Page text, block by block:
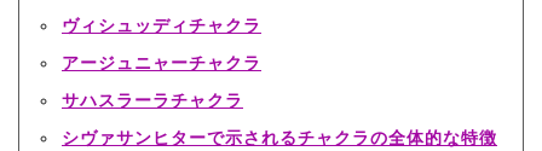
ヴィシュッディチャクラ
アージュニャーチャクラ
サハスラーラチャクラ
シヴァサンヒターで示されるチャクラの全体的な特徴